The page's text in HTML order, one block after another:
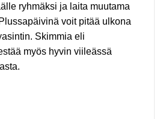
ryhmäksi ja laita muutama
voit pitää ulkona
Skimmia eli
myös hyvin viileässä